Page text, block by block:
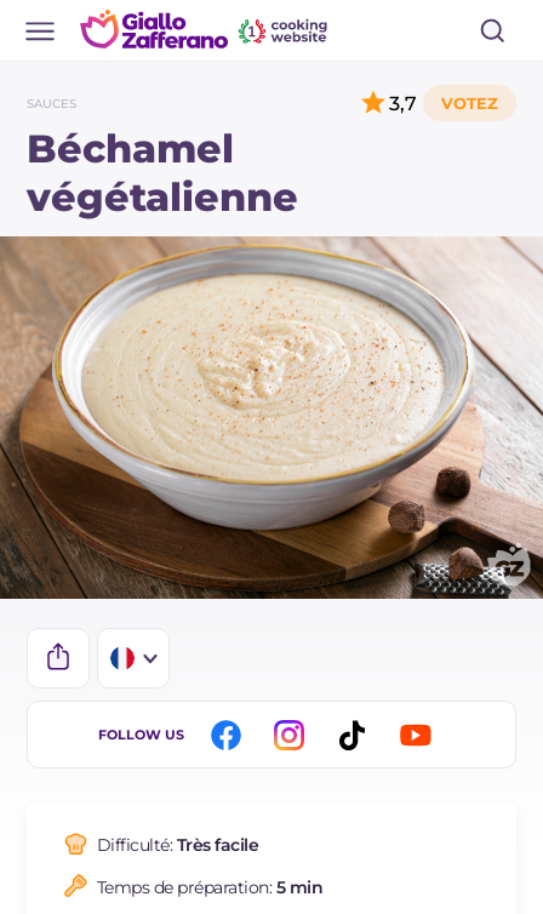
SAUCES
Béchamel
végétalienne
3,7
IT
ES
BR
FOLLOW US
Difficulté:Très facile
Temps de préparation:5 min